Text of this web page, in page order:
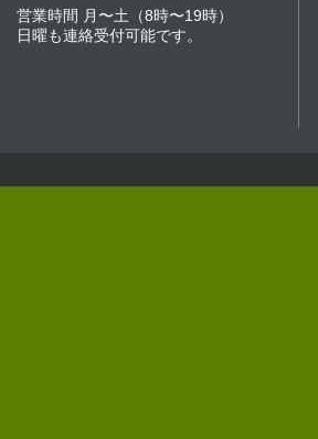
営業時間 月〜土（8時〜19時）
日曜も連絡受付可能です。